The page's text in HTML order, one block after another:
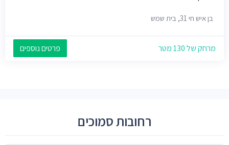
בן איש חי 31, בית שמש
מרחק של 130 מטר פרטים נוספים
רחובות סמוכים